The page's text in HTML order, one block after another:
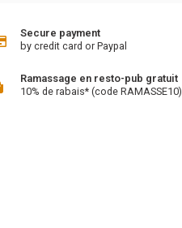
Secure payment
by credit card or Paypal
Ramassage en resto-pub gratuit
10% de rabais* (code RAMASSE10)